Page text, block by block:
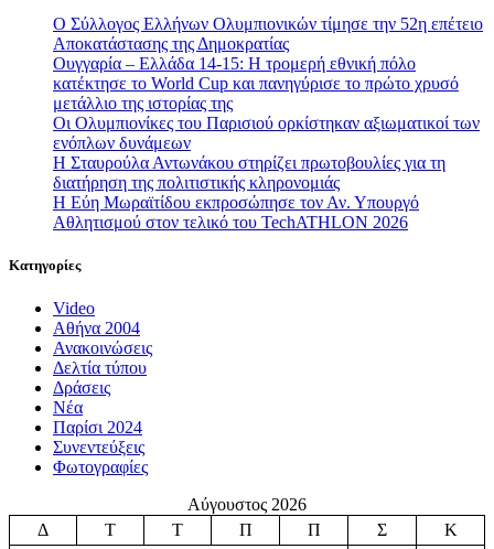
Ο Σύλλογος Ελλήνων Ολυμπιονικών τίμησε την 52η επέτειο
Αποκατάστασης της Δημοκρατίας
Ουγγαρία – Ελλάδα 14-15: Η τρομερή εθνική πόλο
κατέκτησε το World Cup και πανηγύρισε το πρώτο χρυσό
μετάλλιο της ιστορίας της
Οι Ολυμπιονίκες του Παρισιού ορκίστηκαν αξιωματικοί των
ενόπλων δυνάμεων
Η Σταυρούλα Αντωνάκου στηρίζει πρωτοβουλίες για τη
διατήρηση της πολιτιστικής κληρονομιάς
Η Εύη Μωραϊτίδου εκπροσώπησε τον Αν. Υπουργό
Αθλητισμού στον τελικό του TechATHLON 2026
Κατηγορίες
Video
Αθήνα 2004
Ανακοινώσεις
Δελτία τύπου
Δράσεις
Νέα
Παρίσι 2024
Συνεντεύξεις
Φωτογραφίες
Αύγουστος 2026
Δ
Τ Τ Π Π Σ
Κ